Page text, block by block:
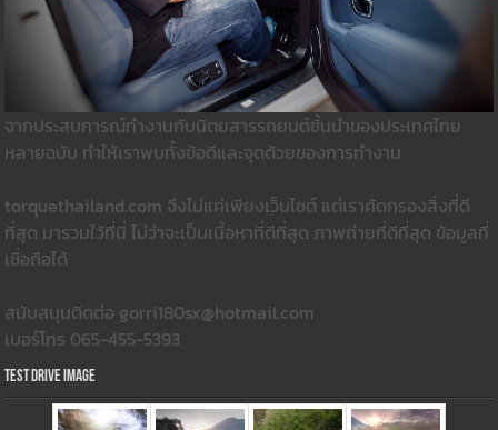
จากประสบการณ์ทำงานกับนิตยสารรถยนต์ชั้นนำของประเทศไทย
หลายฉบับ ทำให้เราพบทั้งข้อดีและจุดด้วยของการทำงาน
torquethailand.com จึงไม่แค่เพียงเว็บไซต์ แต่เราคัดกรองสิ่งที่ดี
ที่สุด มารวมใว้ที่นี่ ไม่ว่าจะเป็นเนื้อหาที่ดีที่สุด ภาพถ่ายที่ดีที่สุด ข้อมูลที่
เชื่อถือได้
สนับสนุนติดต่อ gorri180sx@hotmail.com
เบอร์โทร 065-455-5393
Test Drive Image